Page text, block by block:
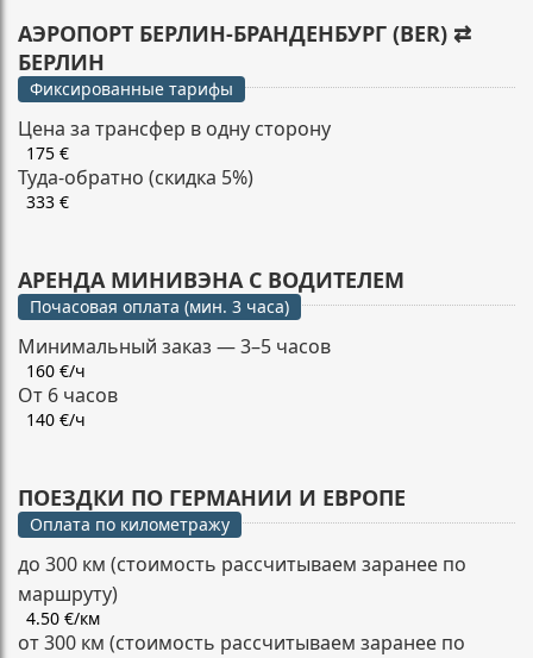
АЭРОПОРТ БЕРЛИН-БРАНДЕНБУРГ (BER) ⇄
БЕРЛИН
Фиксированные тарифы
Цена за трансфер в одну сторону
175 €
Туда-обратно (скидка 5%)
333 €
АРЕНДА МИНИВЭНА С ВОДИТЕЛЕМ
Почасовая оплата (мин. 3 часа)
Минимальный заказ — 3–5 часов
160 €/ч
От 6 часов
140 €/ч
ПОЕЗДКИ ПО ГЕРМАНИИ И ЕВРОПЕ
Оплата по километражу
до 300 км (стоимость рассчитываем заранее по
маршруту)
4.50 €/км
от 300 км (стоимость рассчитываем заранее по